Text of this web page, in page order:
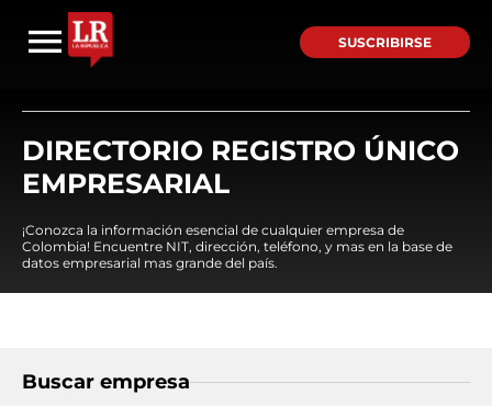
SUSCRIBIRSE
DIRECTORIO REGISTRO ÚNICO
EMPRESARIAL
¡Conozca la información esencial de cualquier empresa de
Colombia! Encuentre NIT, dirección, teléfono, y mas en la base de
datos empresarial mas grande del país.
Buscar empresa